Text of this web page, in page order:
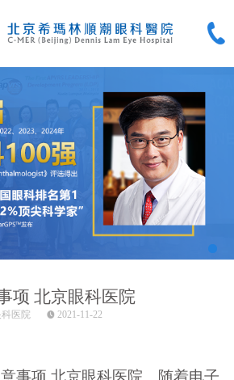
项 北京眼科医院
医院 2021-11-22
事项 北京眼科医院。随着电子